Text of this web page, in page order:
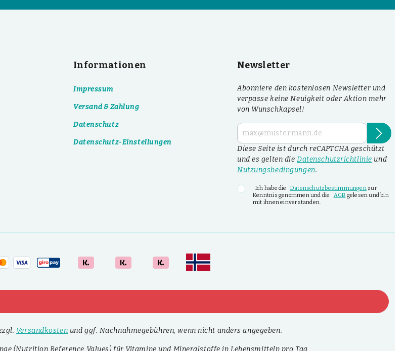
Informationen
Impressum
Versand & Zahlung
Datenschutz
Datenschutz-Einstellungen
Newsletter
Abonniere den kostenlosen Newsletter und
verpasse keine Neuigkeit oder Aktion mehr
von Wunschkapsel!
Diese Seite ist durch reCAPTCHA geschützt
und es gelten dieDatenschutzrichtlinie und
Nutzungsbedingungen.
Ich habe die Datenschutzbestimmungenzur
Kenntnis genommen und die
AGB gelesen und bin
mit ihnen einverstanden.
Versandkosten und ggf. Nachnahmegebühren, wenn nicht anders angegeben.